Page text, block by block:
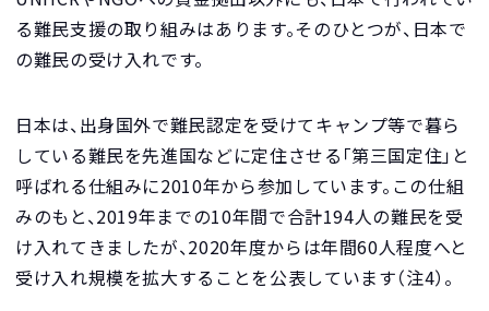
る難民支援の取り組みはあります。そのひとつが、日本で
の難民の受け入れです。
日本は、出身国外で難民認定を受けてキャンプ等で暮ら
している難民を先進国などに定住させる「第三国定住」と
呼ばれる仕組みに2010年から参加しています。この仕組
みのもと、2019年までの10年間で合計194人の難民を受
け入れてきましたが、2020年度からは年間60人程度へと
受け入れ規模を拡大することを公表しています（注4）。